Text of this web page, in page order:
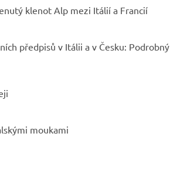
klenot Alp mezi Itálií a Francií
předpisů v Itálii a v Česku: Podrobný
moukami